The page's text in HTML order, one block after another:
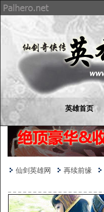
英雄首页
仙剑英雄网 再续前缘